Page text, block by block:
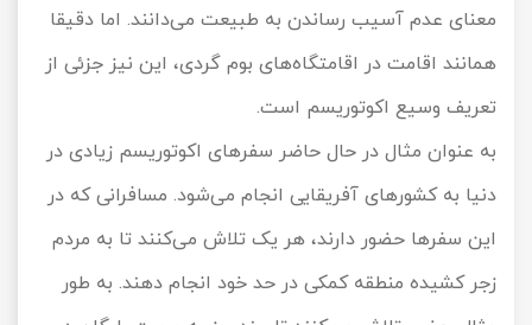
معنای عدم آسیب رساندن به طبیعت می‌دانند. اما دقیقا
همانند اقامت در اقامتگاه‌های بوم گردی، این نیز جزئی از
تعریف وسیع اکوتوریسم است.
به عنوان مثال در حال حاضر سفرهای اکوتوریسم زیادی در
دنیا به کشورهای آفریقایی انجام می‌شود. مسافرانی که در
این سفرها حضور دارند، هر یک تلاش می‌کنند تا به مردم
زجر کشیده منطقه کمکی در حد خود انجام دهند. به طور